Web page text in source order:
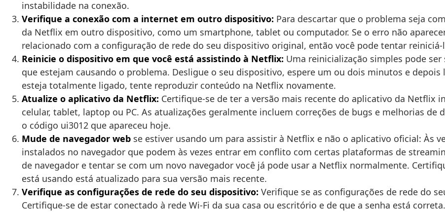
instabilidade na conexão.
Verifique a conexão com a internet em outro dispositivo: Para descartar que o problema seja
da Netflix em outro dispositivo, como um smartphone, tablet ou computador. Se o erro não
relacionado com a configuração de rede do seu dispositivo original, então você pode tentar reiniciá-
Reinicie o dispositivo em que você está assistindo à Netflix: Uma reinicialização simples pode
que estejam causando o problema. Desligue o seu dispositivo, espere um ou dois minutos e
esteja totalmente ligado, tente reproduzir conteúdo na Netflix novamente.
Atualize o aplicativo da Netflix: Certifique-se de ter a versão mais recente do aplicativo da Netflix
celular, tablet, laptop ou PC. As atualizações geralmente incluem correções de bugs e melhorias
o código ui3012 que apareceu hoje.
Mude de navegador web se estiver usando um para assistir à Netflix e não o aplicativo oficial: Às
instalados no navegador que podem às vezes entrar em conflito com certas plataformas de
de navegador e tentar se com um novo navegador você já pode usar a Netflix normalmente.
está usando está atualizado para sua versão mais recente.
Verifique as configurações de rede do seu dispositivo: Verifique se as configurações de rede do
Certifique-se de estar conectado à rede Wi-Fi da sua casa ou escritório e de que a senha está